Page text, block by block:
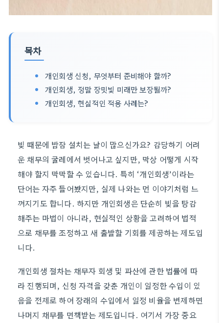
목차
개인회생 신청, 무엇부터 준비해야 할까?
개인회생, 정말 장밋빛 미래만 보장될까?
개인회생, 현실적인 적용 사례는?
빚 때문에 밤잠 설치는 날이 많으신가요? 감당하기 어려
운 채무의 굴레에서 벗어나고 싶지만, 막상 어떻게 시작
해야 할지 막막할 수 있습니다. 특히 ‘개인회생’이라는
단어는 자주 들어봤지만, 실제 나와는 먼 이야기처럼 느
껴지기도 합니다. 하지만 개인회생은 단순히 빚을 탕감
해주는 마법이 아니라, 현실적인 상황을 고려하여 법적
으로 채무를 조정하고 새 출발할 기회를 제공하는 제도입
니다.
개인회생 절차는 채무자 회생 및 파산에 관한 법률에 따
라 진행되며, 신청 자격을 갖춘 개인이 일정한 수입이 있
음을 전제로 하여 장래의 수입에서 일정 비율을 변제하면
나머지 채무를 면책받는 제도입니다. 여기서 가장 중요